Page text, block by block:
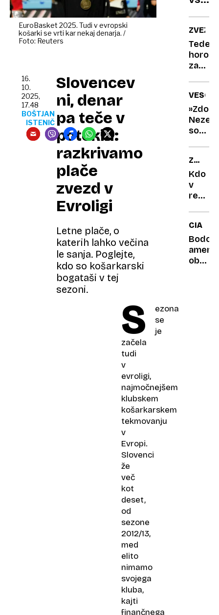
EuroBasket 2025. Tudi v evropski
košarki se vrti kar nekaj denarja. /
Foto: Reuters
Slovencev
ni, denar
pa teče v
potokih:
razkrivamo
plače
zvezd v
Evroligi
Letne plače, o
katerih lahko večina
le sanja. Poglejte,
kdo so košarkarski
bogataši v tej
sezoni.
16.
10.
2025,
17.48
BOŠTJAN
ISTENIČ
S
ezona
se
je
začela
tudi
v
evroligi,
najmočnejšem
klubskem
košarkarskem
tekmovanju
v
Evropi.
Slovenci
že
več
kot
deset,
od
sezone
2012/13,
med
elito
nimamo
svojega
kluba,
kajti
finančnega
kljuke
z
folijo?
ZVEZDE
za
iskra
za
drugo
so
stika
z
nami?
ZDA
Kdo
v
resnici
svarilo
pred
ključno
CIA
Bodo